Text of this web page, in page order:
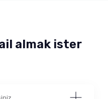
almak ister